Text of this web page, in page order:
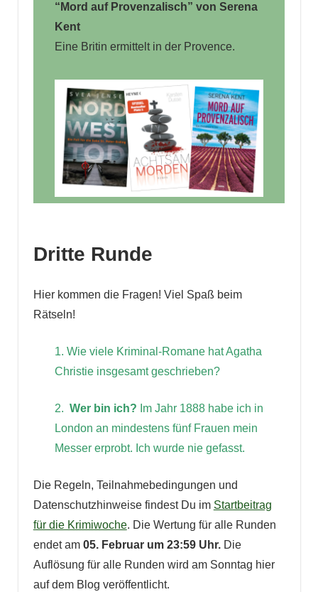
“Mord auf Provenzalisch” von Serena
Kent
Eine Britin ermittelt in der Provence.
Dritte Runde
Hier kommen die Fragen! Viel Spaß beim
Rätseln!
1. Wie viele Kriminal-Romane hat Agatha
Christie insgesamt geschrieben?
2. Wer bin ich? Im Jahr 1888 habe ich in
London an mindestens fünf Frauen mein
Messer erprobt. Ich wurde nie gefasst.
Die Regeln, Teilnahmebedingungen und
Datenschutzhinweise findest Du im Startbeitrag
für die Krimiwoche. Die Wertung für alle Runden
endet am 05. Februar um 23:59 Uhr.Die
Auflösung für alle Runden wird am Sonntag hier
auf dem Blog veröffentlicht.